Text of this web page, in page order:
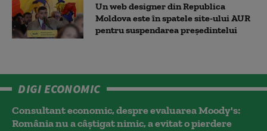
Un web designer din Republica
Moldova este în spatele site-ului AUR
pentru suspendarea președintelui
DIGI ECONOMIC
Consultant economic, despre evaluarea Moody's:
România nu a câştigat nimic, a evitat o pierdere